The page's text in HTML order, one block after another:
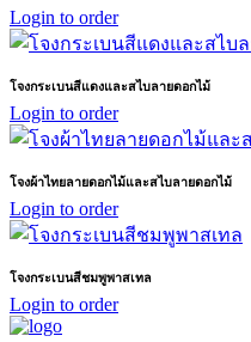
Login to order
โจงกระเบนสีแดงและสไบลายดอกไม้
Login to order
โจงผ้าไทยลายดอกไม้และสไบลายดอกไม้
Login to order
โจงกระเบนสีชมพูพาสเทล
Login to order